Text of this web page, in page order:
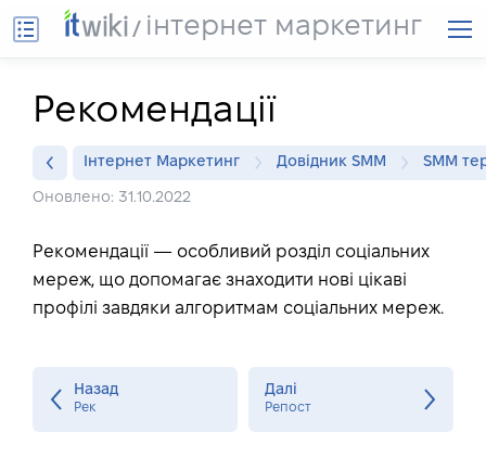
інтернет маркетинг
Рекомендації
Інтернет Маркетинг Довідник SMM SMM
Оновлено: 31.10.2022
Рекомендації — особливий розділ соціальних
мереж, що допомагає знаходити нові цікаві
профілі завдяки алгоритмам соціальних мереж.
Назад
Рек
Далі
Репост